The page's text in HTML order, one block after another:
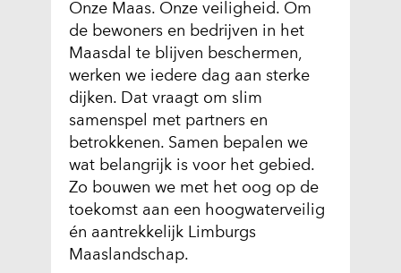
Onze Maas. Onze veiligheid. Om
de bewoners en bedrijven in het
Maasdal te blijven beschermen,
werken we iedere dag aan sterke
dijken. Dat vraagt om slim
samenspel met partners en
betrokkenen. Samen bepalen we
wat belangrijk is voor het gebied.
Zo bouwen we met het oog op de
toekomst aan een hoogwaterveilig
én aantrekkelijk Limburgs
Maaslandschap.